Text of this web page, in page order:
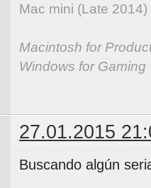
Mac mini (Late
Macintosh for
Windows for Gaming
27.01.2015
Buscando algún